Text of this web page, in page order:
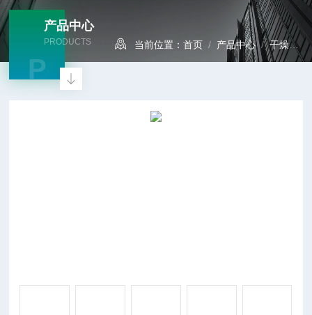
产品中心
PRODUCTS
P
当前位置：首页 / 产品中心/干燥设备